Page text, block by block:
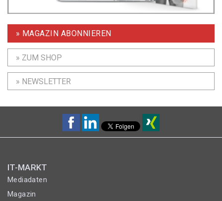
» MAGAZIN ABONNIEREN
» ZUM SHOP
» NEWSLETTER
IT-MARKT
Mediadaten
Magazin